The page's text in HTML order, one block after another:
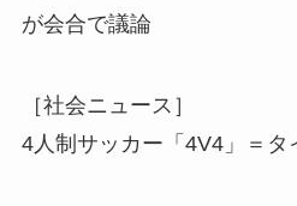
が会合で議論
［社会ニュース］
4人制サッカー「4V4」＝タ